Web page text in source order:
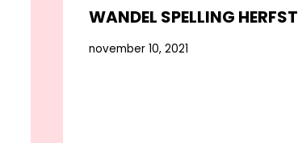
WANDEL SPELLING HERFST
november 10, 2021